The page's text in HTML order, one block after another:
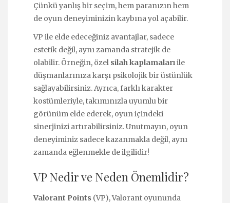
Çünkü yanlış bir seçim, hem paranızın hem
de oyun deneyiminizin kaybına yol açabilir.
VP ile elde edeceğiniz avantajlar, sadece
estetik değil, aynı zamanda stratejik de
olabilir. Örneğin, özel silah kaplamalarıile
düşmanlarınıza karşı psikolojik bir üstünlük
sağlayabilirsiniz. Ayrıca, farklı karakter
kostümleriyle, takımınızla uyumlu bir
görünüm elde ederek, oyun içindeki
sinerjinizi artırabilirsiniz. Unutmayın, oyun
deneyiminiz sadece kazanmakla değil, aynı
zamanda eğlenmekle de ilgilidir!
VP Nedir ve Neden Önemlidir?
Valorant Points (VP), Valorant oyununda